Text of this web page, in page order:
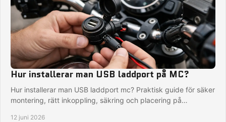
Hur installerar man USB laddport på MC?
Hur installerar man USB laddport mc? Praktisk guide för säker
montering, rätt inkoppling, säkring och placering på
12 juni 2026